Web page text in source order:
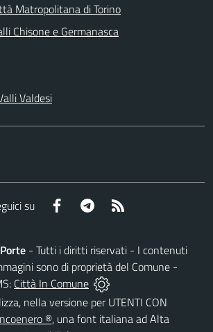
Matropolitana di Torino
Chisone e Germanasca
Valdesi
su Facebook Telegram
Porte - Tutti i diritti riservati - I contenuti
sono di proprietà del Comune -
Città In Comune
nella versione per UTENTI CON
®, una font italiana ad Alta